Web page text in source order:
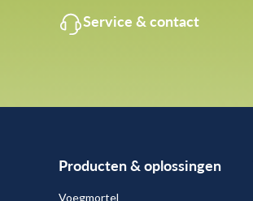
Service & contact
Producten & oplossingen
Voegmortel